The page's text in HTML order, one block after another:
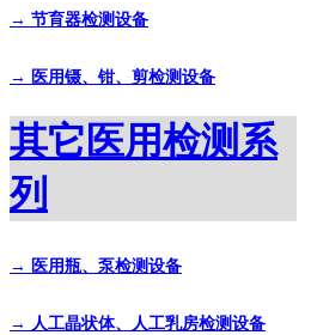
→ 节育器检测设备
→ 医用镊、钳、剪检测设备
其它医用检测系
列
→ 医用瓶、泵检测设备
→ 人工晶状体、人工乳房检测设备